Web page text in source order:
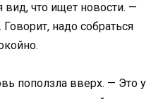
что ищет новости. —
надо собраться
поползла вверх. — Это у